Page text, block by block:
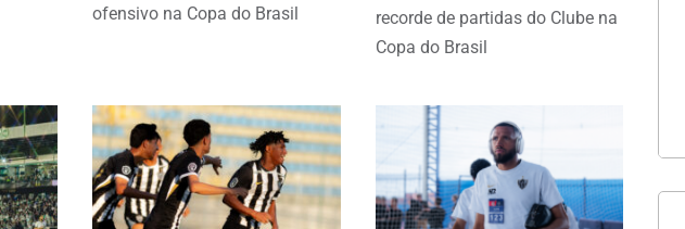
ofensivo na Copa do Brasil
recorde de partidas do Clube na
Copa do Brasil